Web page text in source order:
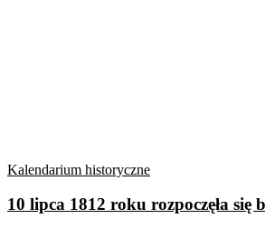
Kalendarium historyczne
10 lipca 1812 roku rozpoczęła